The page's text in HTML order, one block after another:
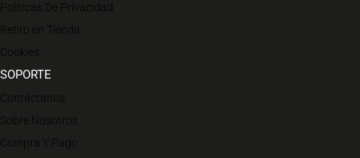
Políticas De Privacidad
Retiro en Tienda
Cookies
SOPORTE
Contáctanos
Sobre Nosotros
Compra Y Pago